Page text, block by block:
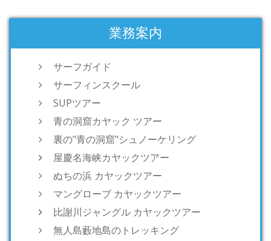
業務案内
サーフガイド
サーフィンスクール
SUPツアー
青の洞窟カヤック ツアー
裏の"青の洞窟"シュノーケリング
屋慶名海峡カヤックツアー
ぬちの浜 カヤックツアー
マングローブ カヤックツアー
比謝川ジャングル カヤックツアー
無人島藪地島のトレッキング